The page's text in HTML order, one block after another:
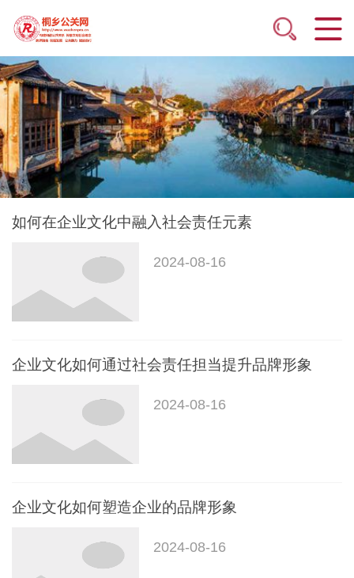
如何在企业文化中融入社会责任元素
2024-08-16
企业文化如何通过社会责任担当提升品牌形象
2024-08-16
企业文化如何塑造企业的品牌形象
2024-08-16